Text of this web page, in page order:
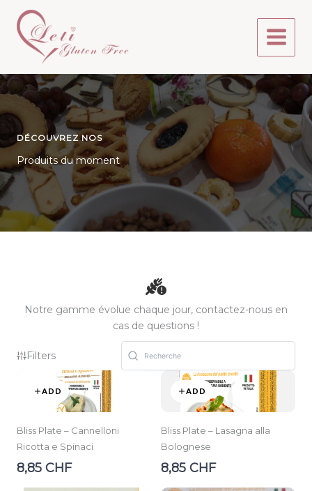
contenu
DÉCOUVREZ NOS
Produits du moment
Notre gamme évolue chaque jour, contactez-nous en
cas de questions !
Filters
ADD
Bliss Plate – Cannelloni
Ricotta e Spinaci
8,85 CHF
ADD
Bliss Plate – Lasagna alla
Bolognese
8,85 CHF